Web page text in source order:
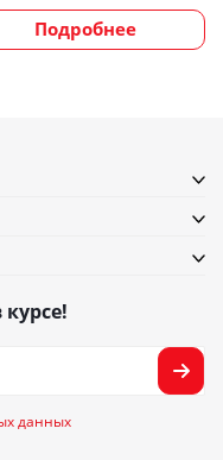
Подробнее
курсе!
данных